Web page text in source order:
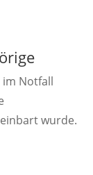
im Notfall
wurde.